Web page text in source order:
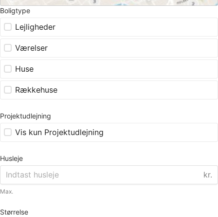
Boligtype
Lejligheder
Værelser
Huse
Rækkehuse
Projektudlejning
Vis kun Projektudlejning
Husleje
kr.
Max.
Størrelse